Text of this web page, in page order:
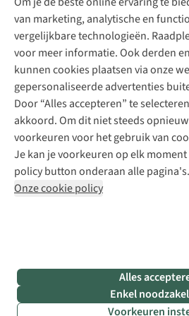
van marketing, analytische en
vergelijkbare technologieën.
voor meer informatie. Ook derden
kunnen cookies plaatsen via onze
gepersonaliseerde advertenties
Door “Alles accepteren” te
akkoord. Om dit niet steeds
voorkeuren voor het gebruik van
Je kan je voorkeuren op elk
policy button onderaan alle pagina's.
Onze cookie policy
Alles
Enkel
Voorkeuren
Schoenherstelling
Kledingherstelling
Retouches
Voor bedrijven
Explore Camp
Gear Check
Inspiratie & advies
Meld je aan voor de nieuwsbrief
Follow us
Disclaimer Privacy Policy
Cookie Policy